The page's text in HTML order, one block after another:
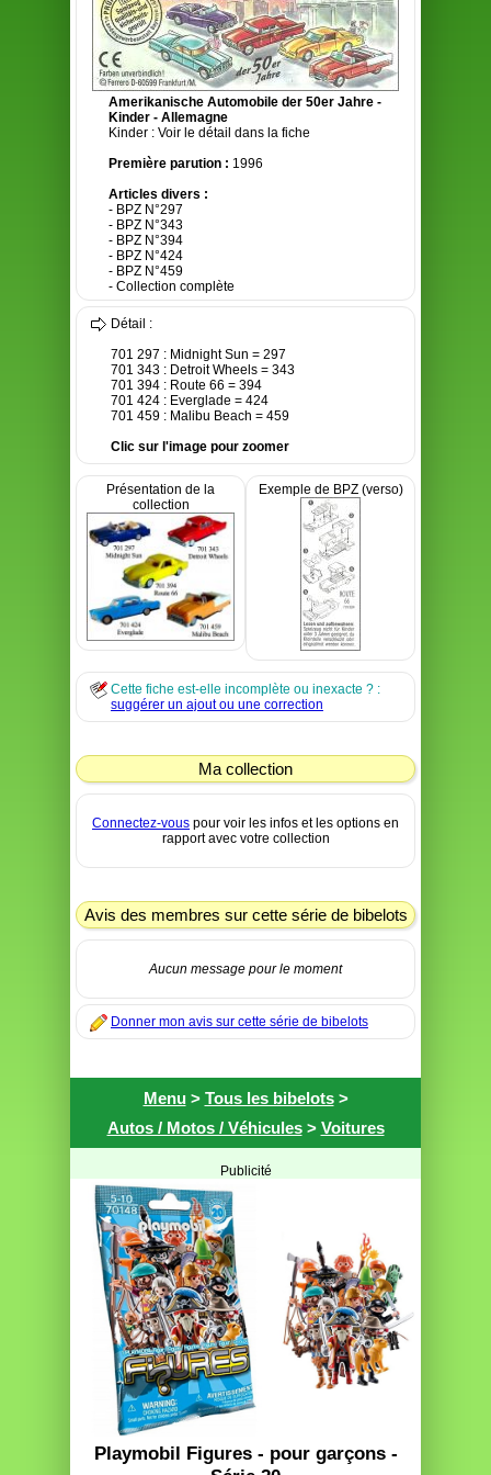
Amerikanische Automobile der 50er Jahre -
Kinder - Allemagne
Kinder : Voir le détail dans la fiche
Première parution : 1996
Articles divers :
- BPZ N°297
- BPZ N°343
- BPZ N°394
- BPZ N°424
- BPZ N°459
- Collection complète
Détail :
701 297 : Midnight Sun = 297
701 343 : Detroit Wheels = 343
701 394 : Route 66 = 394
701 424 : Everglade = 424
701 459 : Malibu Beach = 459
Clic sur l'image pour zoomer
Présentation de la
collection
Exemple de BPZ (verso)
Cette fiche est-elle incomplète ou inexacte ? :
suggérer un ajout ou une correction
Ma collection
Connectez-vous pour voir les infos et les options en
rapport avec votre collection
Avis des membres sur cette série de bibelots
Aucun message pour le moment
Donner mon avis sur cette série de bibelots
Menu> Tous les bibelots>
Autos / Motos / Véhicules> Voitures
Publicité
Playmobil Figures - pour garçons -